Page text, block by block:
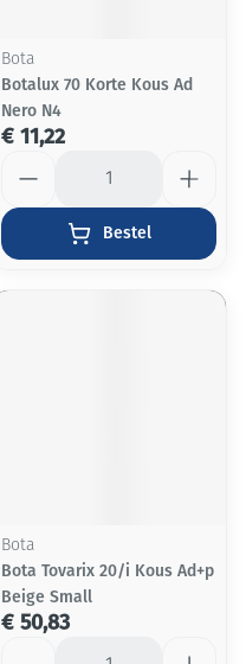
Bota
Botalux 70 Korte Kous Ad
Nero N4
€ 11,22
Bestel
Bota
Bota Tovarix 20/i Kous Ad+p
Beige Small
€ 50,83